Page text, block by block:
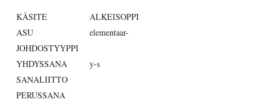
KÄSITE
ALKEISOPPI
ASU
elementaar-
JOHDOSTYYPPI
YHDYSSANA
y-s
SANALIITTO
PERUSSANA